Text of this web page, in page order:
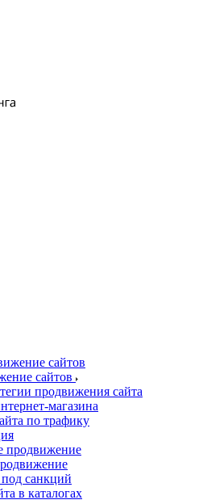
сайтов
продвижения сайта
магазина
по трафику
продвижение
санкций
в каталогах